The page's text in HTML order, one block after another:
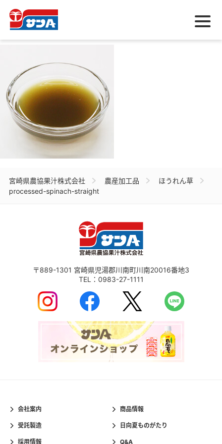
メ
ュ
宮崎県農協果汁株式会社 農産加工品
ほうれん草
processed-spinach-straight
〒889-1301 宮崎県児湯郡川南町川南20016番地3
TEL： 0983-27-1111
会社案内 商品情報
受託製造 日向夏ものがたり
採用情報 Q&A